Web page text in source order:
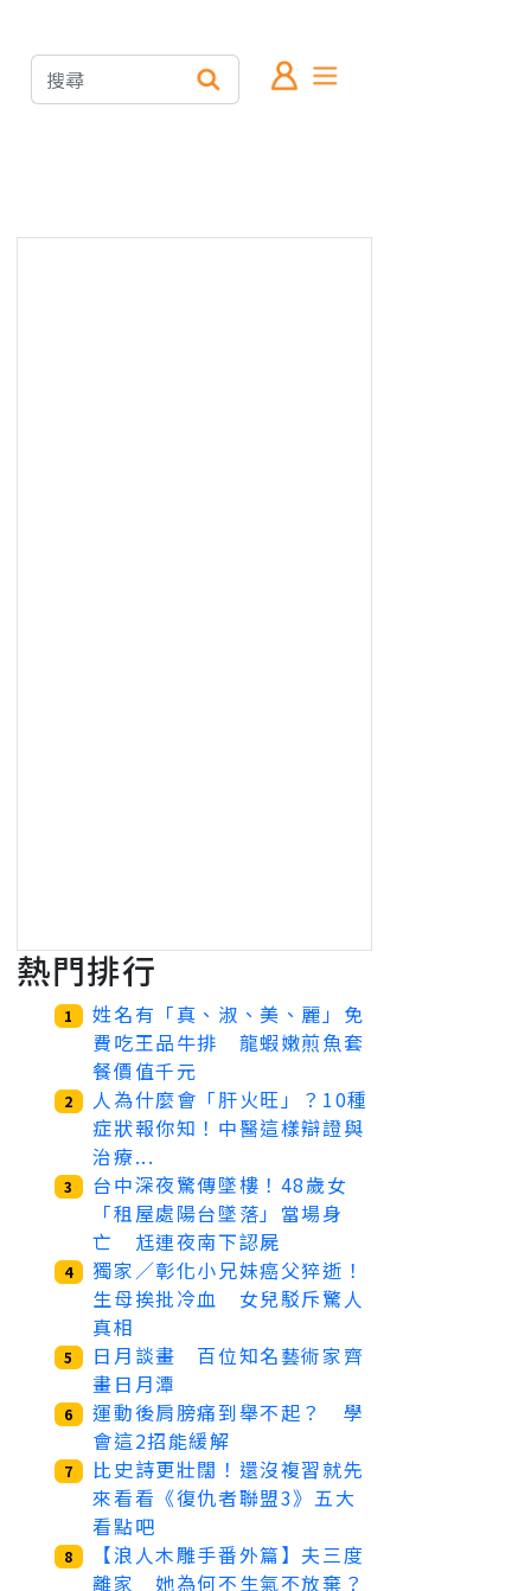
熱門排行
1
姓名有「真、淑、美、麗」免
費吃王品牛排 龍蝦嫩煎魚套
餐價值千元
2
人為什麼會「肝火旺」？10種
症狀報你知！中醫這樣辯證與
治療...
3
台中深夜驚傳墜樓！48歲女
「租屋處陽台墜落」當場身
亡 尪連夜南下認屍
4
獨家／彰化小兄妹癌父猝逝！
生母挨批冷血 女兒駁斥驚人
真相
5
日月談畫 百位知名藝術家齊
畫日月潭
6
運動後肩膀痛到舉不起？ 學
會這2招能緩解
7
比史詩更壯闊！還沒複習就先
來看看《復仇者聯盟3》五大
看點吧
8
【浪人木雕手番外篇】夫三度
離家 她為何不生氣不放棄？